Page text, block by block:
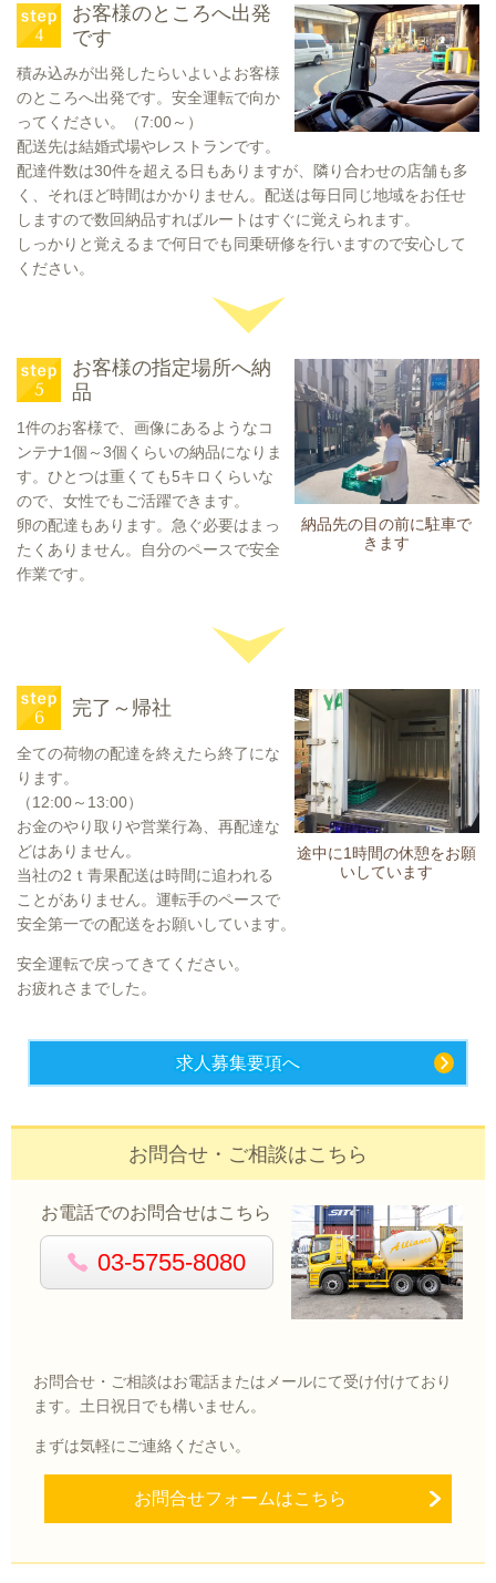
お客様のところへ出発
です
積み込みが出発したらいよいよお客様
のところへ出発です。安全運転で向か
ってください。（7:00～）
配送先は結婚式場やレストランです。
配達件数は30件を超える日もありますが、隣り合わせの店舗も多
く、それほど時間はかかりません。配送は毎日同じ地域をお任せ
しますので数回納品すればルートはすぐに覚えられます。
しっかりと覚えるまで何日でも同乗研修を行いますので安心して
ください。
納品先の目の前に駐車で
きます
お客様の指定場所へ納
品
1件のお客様で、画像にあるようなコ
ンテナ1個～3個くらいの納品になりま
す。ひとつは重くても5キロくらいな
ので、女性でもご活躍できます。
卵の配達もあります。急ぐ必要はまっ
たくありません。自分のペースで安全
作業です。
途中に1時間の休憩をお願
いしています
完了～帰社
全ての荷物の配達を終えたら終了にな
ります。
（12:00～13:00）
お金のやり取りや営業行為、再配達な
どはありません。
当社の2ｔ青果配送は時間に追われる
ことがありません。運転手のペースで
安全第一での配送をお願いしています。
安全運転で戻ってきてください。
お疲れさまでした。
求人募集要項へ
お問合せ・ご相談はこちら
お電話でのお問合せはこちら
03-5755-8080
お問合せ・ご相談はお電話またはメールにて受け付けており
ます。土日祝日でも構いません。
まずは気軽にご連絡ください。
お問合せフォームはこちら